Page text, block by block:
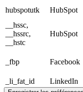
hubspotutk
HubSpot
__hssc,
__hssrc,
__hstc
HubSpot
_fbp Facebook
_li_fat_id LinkedIn